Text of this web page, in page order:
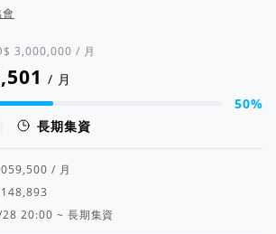
/ 月
/ 月
50%
長期集資
/ 月
20:00 ~ 長期集資